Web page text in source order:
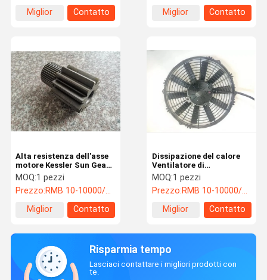
Miglior
Contatto
Miglior
Contatto
Alta resistenza dell'asse
motore Kessler Sun Gear
CVS Ferrari Reach
Stacker Parts CE
MOQ:1 pezzi
Prezzo:RMB 10-10000/PC
Miglior
Contatto
Dissipazione del calore
Ventilatore di
raffreddamento idraulico
CVS Ferrari Ricambi
Risparmio energetico
MOQ:1 pezzi
Prezzo:RMB 10-10000/PC
Miglior
Contatto
Risparmia tempo
Lasciaci contattare i migliori prodotti con
te.